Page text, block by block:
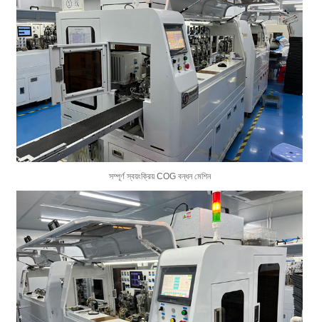
সম্পূর্ণ স্বয়ংক্রিয় COG বন্ধন মেশিন